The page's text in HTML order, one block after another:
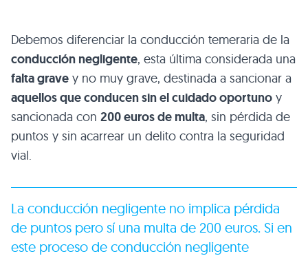
Debemos diferenciar la conducción temeraria de la
conducción negligente, esta última considerada una
falta grave y no muy grave, destinada a sancionar a
aquellos que conducen sin el cuidado oportuno y
sancionada con 200 euros de multa, sin pérdida de
puntos y sin acarrear un delito contra la seguridad
vial.
La conducción negligente no implica pérdida
de puntos pero sí una multa de 200 euros. Si en
este proceso de conducción negligente